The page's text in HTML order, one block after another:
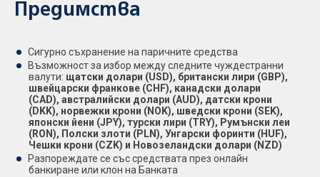
Предимства
Сигурно съхранение на паричните средства
Възможност за избор между следните чуждестранни
валути: щатски долари (USD), британски лири (GBP),
швейцарски франкове (CHF), канадски долари
(CAD), австралийски долари (AUD), датски крони
(DKK), норвежки крони (NOK), шведски крони (SEK),
японски йени (JPY), турски лири (TRY), Румънски леи
(RON), Полски злоти (PLN), Унгарски форинти (HUF),
Чешки крони (CZK) и Новозеландски долари (NZD)
Разпореждате се със средствата през онлайн
банкиране или клон на Банката